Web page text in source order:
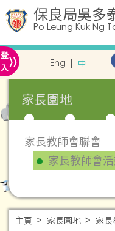
保良局吳多
Po Leung Kuk Ng
登
入» Eng 中
家長園地
家長教師會聯會
家長教師會
主頁 家長園地 家長